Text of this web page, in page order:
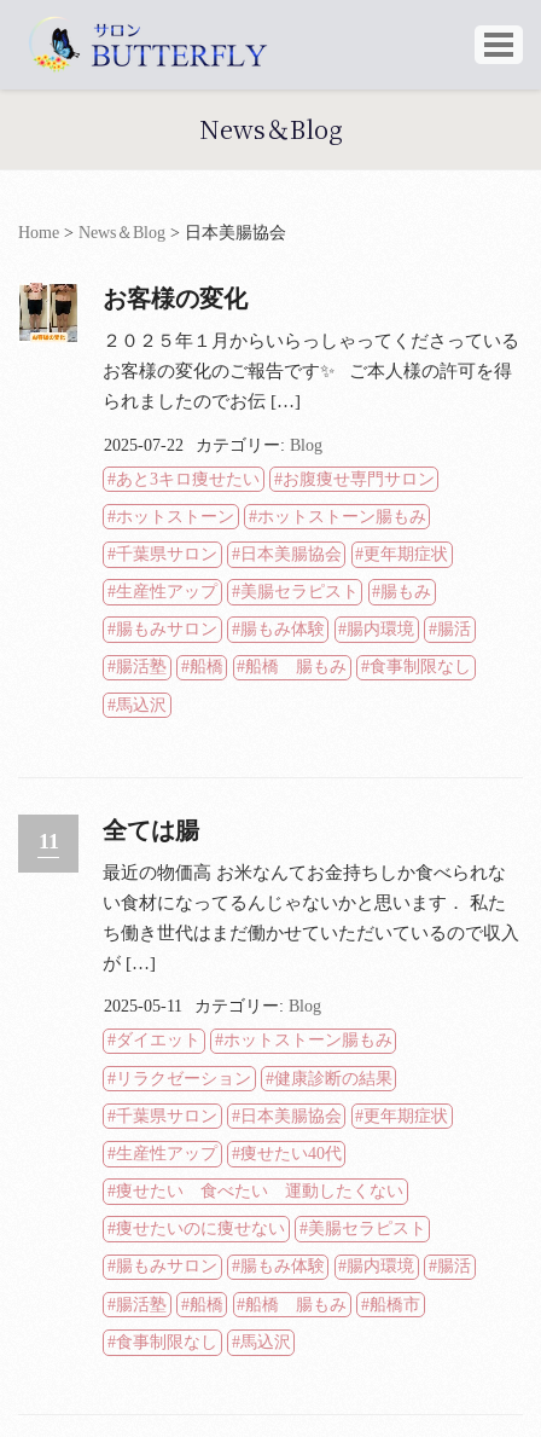
News＆Blog
Home > News＆Blog > 日本美腸協会
お客様の変化
２０２５年１月からいらっしゃってくださっている
お客様の変化のご報告です✨ ご本人様の許可を得
られましたのでお伝 […]
2025-07-22 カテゴリー:Blog
あと3キロ痩せたい
お腹痩せ専門サロン
ホットストーン ホットストーン腸もみ
千葉県サロン 日本美腸協会 更年期症状
生産性アップ 美腸セラピスト 腸もみ
腸もみサロン 腸もみ体験 腸内環境 腸活
腸活塾 船橋 船橋 腸もみ 食事制限なし
馬込沢
11 全ては腸
最近の物価高 お米なんてお金持ちしか食べられな
い食材になってるんじゃないかと思います． 私た
ち働き世代はまだ働かせていただいているので収入
が […]
2025-05-11 カテゴリー:Blog
ダイエット
ホットストーン腸もみ
リラクゼーション 健康診断の結果
千葉県サロン 日本美腸協会 更年期症状
生産性アップ 痩せたい40代
痩せたい 食べたい 運動したくない
痩せたいのに痩せない 美腸セラピスト
腸もみサロン 腸もみ体験 腸内環境 腸活
腸活塾 船橋 船橋 腸もみ 船橋市
食事制限なし 馬込沢